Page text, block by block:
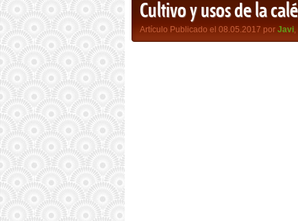
Cultivo y usos de la
Artículo Publicado el 08.05.2017 por Javi,